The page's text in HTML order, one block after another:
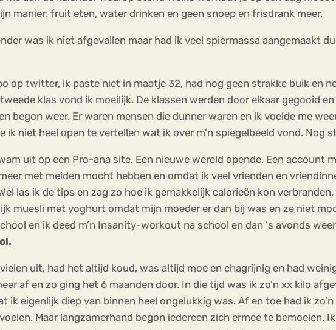
manier: fruit eten, water drinken en geen snoep en frisdrank meer.
was ik niet afgevallen maar had ik veel spiermassa aangemaakt
op twitter, ik paste niet in maatje 32, had nog geen strakke buik en
klas vond ik moeilijk. De klassen werden door elkaar gegooid
begon weer. Er waren mensen die dunner waren en ik voelde me
niet heel open te vertellen wat ik over m’n spiegelbeeld vond. Nog
uit op een Pro-ana site. Een nieuwe wereld opende. Een account
met meiden mocht hebben en omdat ik veel vrienden en
las ik de tips en zag zo hoe ik gemakkelijk calorieën kon
muesli met yoghurt omdat mijn moeder er dan bij was en ze niet
en ik deed m’n Insanity-workout na school en dan ‘s avonds
uit, had het altijd koud, was altijd moe en chagrijnig en had
af en zo ging het 6 maanden door. In die tijd was ik zo’n xx kilo
ik eigenlijk diep van binnen heel ongelukkig was. Af en toe had ik
Maar langzamerhand begon iedereen zich ermee te bemoeien.